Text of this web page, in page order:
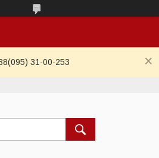
31-00-253